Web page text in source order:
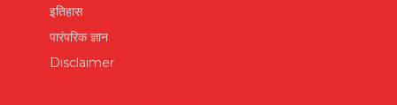
इतिहास
पारंपरिक ज्ञान
Disclaimer